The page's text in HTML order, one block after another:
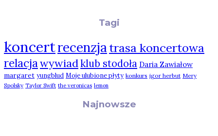
Tagi
koncertrecenzjatrasa koncertowa
relacjawywiadklub stodoła Daria Zawiałow
margaret yungblud Moje ulubione płyty konkurs igor herbut Mery
Spolsky Taylor Swift the veronicas lemon
Najnowsze